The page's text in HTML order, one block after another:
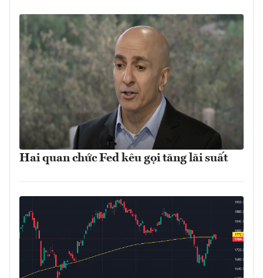
Hai quan chức Fed kêu gọi tăng lãi suất